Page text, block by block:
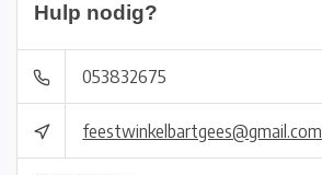
Hulp nodig?
053832675
feestwinkelbartgees@gmail.com